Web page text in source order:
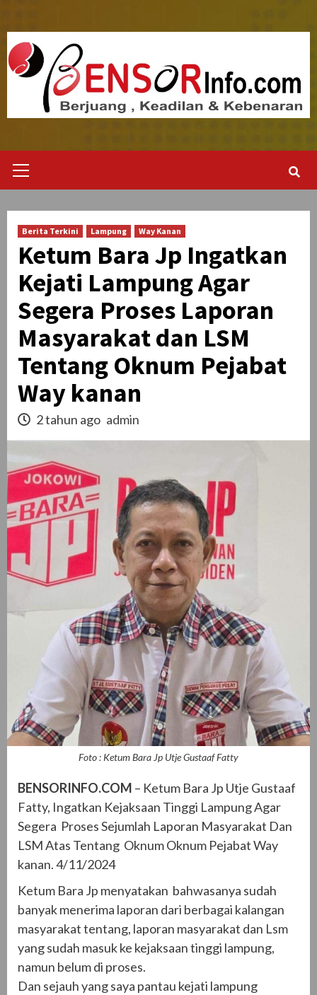
content
Menu
Berita Terkini Lampung Way Kanan
Ketum Bara Jp Ingatkan
Kejati Lampung Agar
Segera Proses Laporan
Masyarakat dan LSM
Tentang Oknum Pejabat
Way kanan
2 tahun ago admin
Foto : Ketum Bara Jp Utje Gustaaf Fatty
BENSORINFO.COM – Ketum Bara Jp Utje Gustaaf
Fatty, Ingatkan Kejaksaan Tinggi Lampung Agar
Segera Proses Sejumlah Laporan Masyarakat Dan
LSM Atas Tentang Oknum Oknum Pejabat Way
kanan. 4/11/2024
Ketum Bara Jp menyatakan bahwasanya sudah
banyak menerima laporan dari berbagai kalangan
masyarakat tentang, laporan masyarakat dan Lsm
yang sudah masuk ke kejaksaan tinggi lampung,
namun belum di proses.
Dan sejauh yang saya pantau kejati lampung